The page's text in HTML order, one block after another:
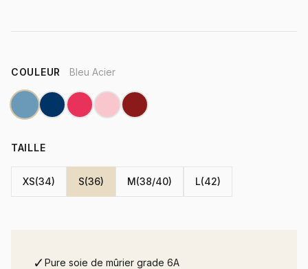
COULEUR Bleu Acier
TAILLE
XS(34) S(36) M(38/40) L(42)
✓Pure soie de mûrier grade 6A